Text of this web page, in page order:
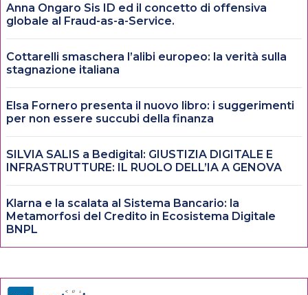
Anna Ongaro Sis ID ed il concetto di offensiva
globale al Fraud-as-a-Service.
Cottarelli smaschera l’alibi europeo: la verità sulla
stagnazione italiana
Elsa Fornero presenta il nuovo libro: i suggerimenti
per non essere succubi della finanza
SILVIA SALIS a Bedigital: GIUSTIZIA DIGITALE E
INFRASTRUTTURE: IL RUOLO DELL’IA A GENOVA
Klarna e la scalata al Sistema Bancario: la
Metamorfosi del Credito in Ecosistema Digitale
BNPL